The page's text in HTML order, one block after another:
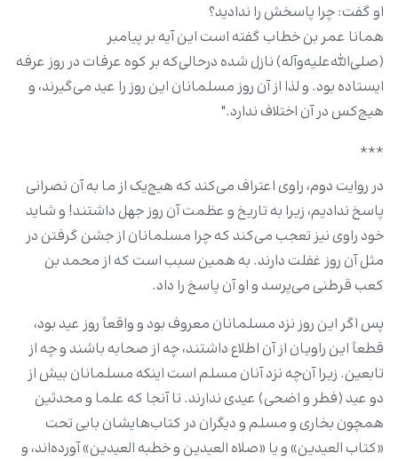
او گفت: چرا پاسخش را ندادید؟
همانا عمر بن خطاب گفته است این آیه بر پیامبر
(صلی‌الله‌علیه‌وآله) نازل شده درحالی‌که بر کوه عرفات در روز عرفه
ایستاده بود. و لذا از آن روز مسلمانان این روز را عید می‌گیرند، و
هیچ‌کس در آن اختلاف ندارد."
***
در روایت دوم، راوی اعتراف می‌کند که هیچ‌یک از ما به آن نصرانی
پاسخ ندادیم، زیرا به تاریخ و عظمت آن روز جهل داشتند! و شاید
خود راوی نیز تعجب می‌کند که چرا مسلمانان از جشن گرفتن در
مثل آن روز غفلت دارند. به همین سبب است که از محمد بن
کعب قرطنی می‌پرسد و او آن پاسخ را داد.
پس اگر این روز نزد مسلمانان معروف بود و واقعاً روز عید بود،
قطعاً این راویان از آن اطلاع داشتند، چه از صحابه باشند و چه از
تابعین. زیرا آن‌چه نزد آنان مسلم است اینکه مسلمانان بیش از
دو عید (فطر و اضحی) عیدی ندارند. تا آنجا که علما و محدثین
همچون بخاری و مسلم و دیگران در کتاب‌هایشان بابی تحت
«کتاب العیدین» و یا «صلاه العیدین و خطبه العیدین» آورده‌اند، و